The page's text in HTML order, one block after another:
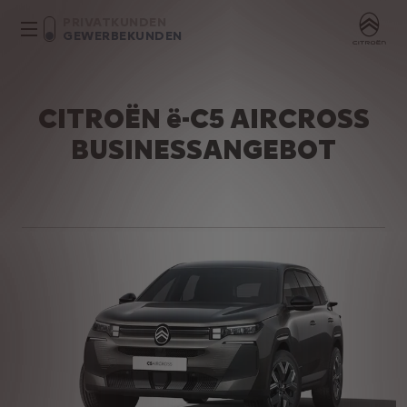
GEWERBEKUNDEN
CITROËN ë-C5 AIRCROSS
BUSINESSANGEBOT